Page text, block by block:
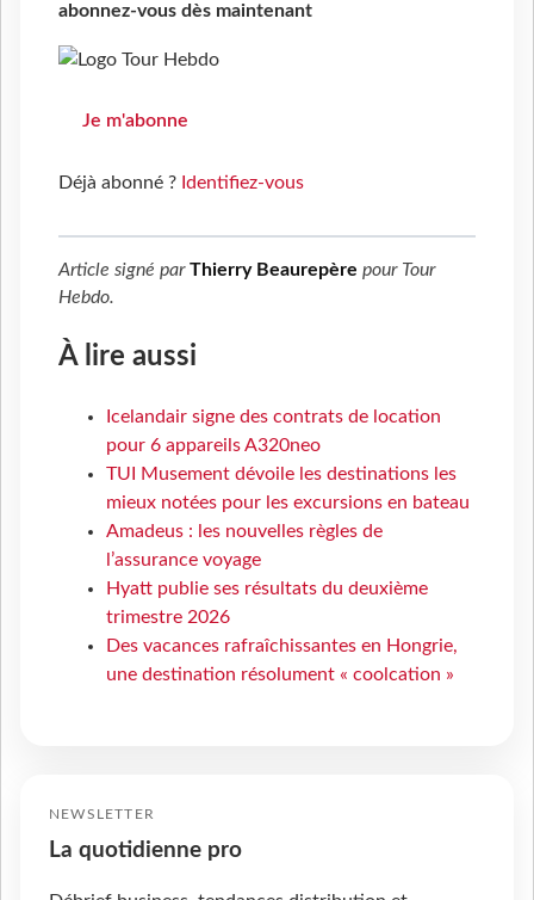
abonnez-vous dès maintenant
Je m'abonne
Déjà abonné ? Identifiez-vous
Article signé parThierry Beaurepère pour Tour
Hebdo.
À lire aussi
Icelandair signe des contrats de location
pour 6 appareils A320neo
TUI Musement dévoile les destinations les
mieux notées pour les excursions en bateau
Amadeus : les nouvelles règles de
l’assurance voyage
Hyatt publie ses résultats du deuxième
trimestre 2026
Des vacances rafraîchissantes en Hongrie,
une destination résolument « coolcation »
NEWSLETTER
La quotidienne pro